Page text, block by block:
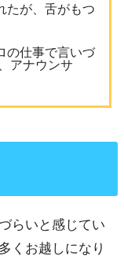
たが、舌がもつ
の仕事で言いづ
アナウンサ
らいと感じてい
くお越しになり